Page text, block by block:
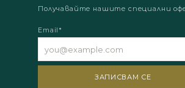
Получавайте нашите специални
Email*